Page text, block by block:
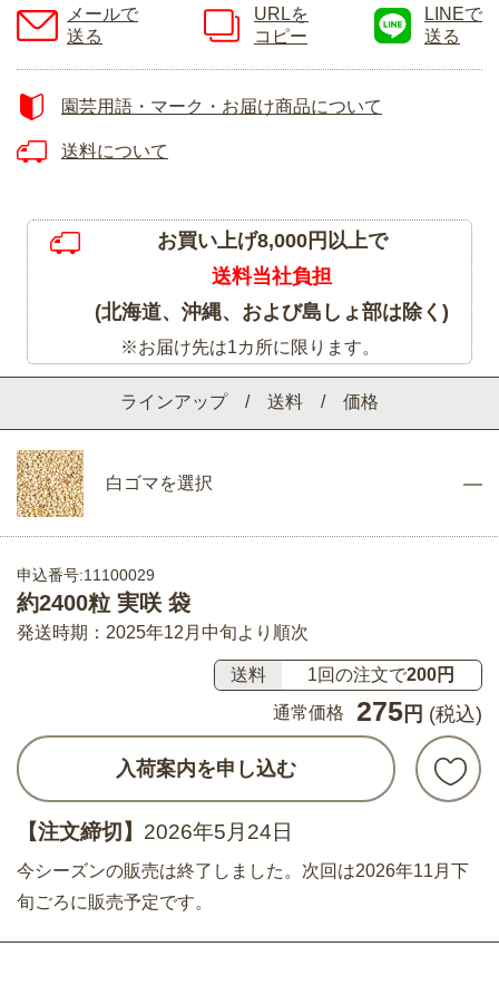
ラインアップ / 送料 / 価格
白ゴマを選択
申込番号:11100029
約2400粒 実咲 袋
発送時期：2025年12月中旬より順次
送料 1回の注文で200円
通常価格
275 円 (税込)
入荷案内を申し込む
【注文締切】 2026年5月24日
今シーズンの販売は終了しました。次回は2026年11月下
旬ごろに販売予定です。
メールで
送る
URLを
コピー
LINEで
送る
園芸用語・マーク・お届け商品について
送料について
お買い上げ8,000円以上で
送料当社負担
(北海道、沖縄、および島しょ部は除く)
※お届け先は1カ所に限ります。